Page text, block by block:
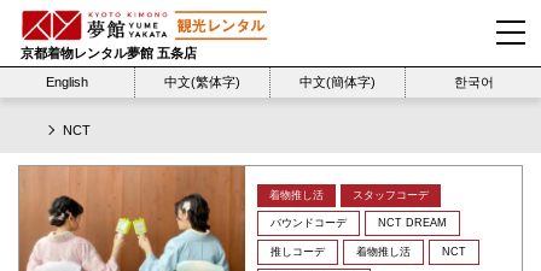
京都着物レンタル夢館 五条店
English
中文(繁体字) 中文(簡体字) 한국어
NCT
着物推し活 スタッフコーデ
バウンドコーデ NCT DREAM
推しコーデ 着物推し活 NCT